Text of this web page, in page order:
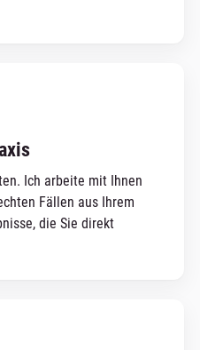
Ich arbeite mit Ihnen
Fällen aus Ihrem
die Sie direkt